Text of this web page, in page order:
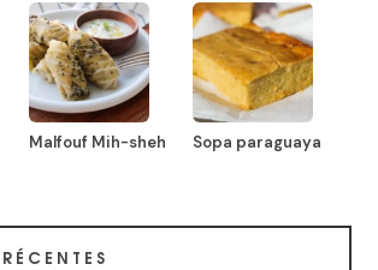
Malfouf Mih-sheh Sopa paraguaya